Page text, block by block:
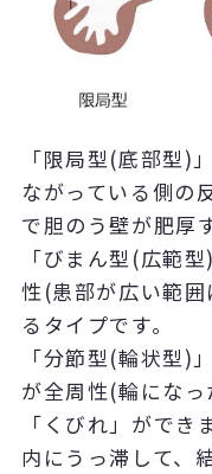
「限局型(底部型)」
ながっている側の
で胆のう壁が肥厚
「びまん型(広範型
性(患部が広い範
るタイプです。
「分節型(輪状型)」
が全周性(輪になっ
「くびれ」がで
内にうっ滞して、